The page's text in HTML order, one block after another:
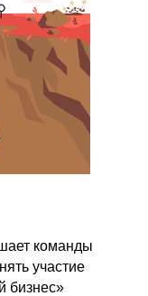
команды
участие
бизнес»